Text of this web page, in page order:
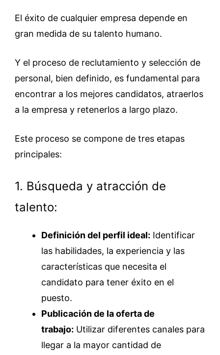
El éxito de cualquier empresa depende en
gran medida de su talento humano.
Y el proceso de reclutamiento y selección de
personal, bien definido, es fundamental para
encontrar a los mejores candidatos, atraerlos
a la empresa y retenerlos a largo plazo.
Este proceso se compone de tres etapas
principales:
1. Búsqueda y atracción de
talento:
Definición del perfil ideal: Identificar
las habilidades, la experiencia y las
características que necesita el
candidato para tener éxito en el
puesto.
Publicación de la oferta de
trabajo: Utilizar diferentes canales para
llegar a la mayor cantidad de